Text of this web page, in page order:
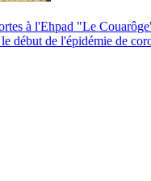
à l'Ehpad "Le
début de l'épidémie de